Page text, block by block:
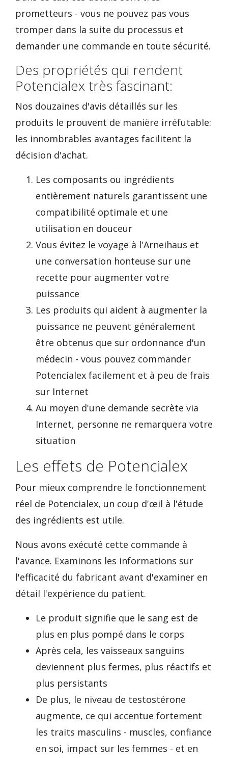
prometteurs - vous ne pouvez pas vous
tromper dans la suite du processus et
demander une commande en toute sécurité.
Des propriétés qui rendent
Potencialex très fascinant:
Nos douzaines d'avis détaillés sur les
produits le prouvent de manière irréfutable:
les innombrables avantages facilitent la
décision d'achat.
Les composants ou ingrédients
entièrement naturels garantissent une
compatibilité optimale et une
utilisation en douceur
Vous évitez le voyage à l'Arneihaus et
une conversation honteuse sur une
recette pour augmenter votre
puissance
Les produits qui aident à augmenter la
puissance ne peuvent généralement
être obtenus que sur ordonnance d'un
médecin - vous pouvez commander
Potencialex facilement et à peu de frais
sur Internet
Au moyen d'une demande secrète via
Internet, personne ne remarquera votre
situation
Les effets de Potencialex
Pour mieux comprendre le fonctionnement
réel de Potencialex, un coup d'œil à l'étude
des ingrédients est utile.
Nous avons exécuté cette commande à
l'avance. Examinons les informations sur
l'efficacité du fabricant avant d'examiner en
détail l'expérience du patient.
Le produit signifie que le sang est de
plus en plus pompé dans le corps
Après cela, les vaisseaux sanguins
deviennent plus fermes, plus réactifs et
plus persistants
De plus, le niveau de testostérone
augmente, ce qui accentue fortement
les traits masculins - muscles, confiance
en soi, impact sur les femmes - et en